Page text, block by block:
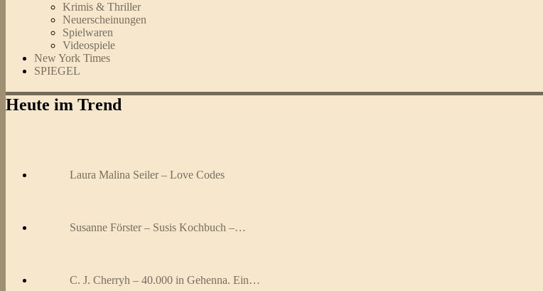
Krimis & Thriller
Neuerscheinungen
Spielwaren
Videospiele
New York Times
SPIEGEL
Heute im Trend
Laura Malina Seiler – Love Codes
Susanne Förster – Susis Kochbuch –…
C. J. Cherryh – 40.000 in Gehenna. Ein…